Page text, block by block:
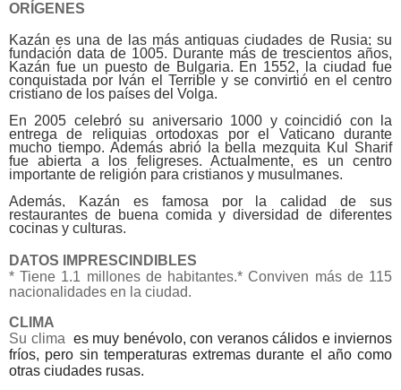
ORÍGENES
Kazán es una de las más antiguas ciudades de Rusia; su
fundación data de 1005. Durante más de trescientos años,
Kazán fue un puesto de Bulgaria. En 1552, la ciudad fue
conquistada por Iván el Terrible y se convirtió en el centro
cristiano de los países del Volga.
En 2005 celebró su aniversario 1000 y coincidió con la
entrega de reliquias ortodoxas por el Vaticano durante
mucho tiempo. Además abrió la bella mezquita Kul Sharif
fue abierta a los feligreses. Actualmente, es un centro
importante de religión para cristianos y musulmanes.
Además, Kazán es famosa por la calidad de sus
restaurantes de buena comida y diversidad de diferentes
cocinas y culturas.
DATOS IMPRESCINDIBLES
* Tiene 1.1 millones de habitantes.* Conviven más de 115
nacionalidades en la ciudad.
CLIMA
Su clima es muy benévolo, con veranos cálidos e inviernos
fríos, pero sin temperaturas extremas durante el año como
otras ciudades rusas.